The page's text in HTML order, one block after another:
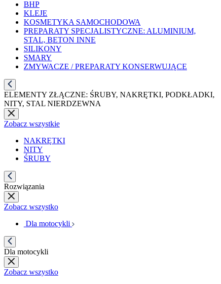
BHP
KLEJE
KOSMETYKA SAMOCHODOWA
PREPARATY SPECJALISTYCZNE: ALUMINIUM,
STAL, BETON INNE
SILIKONY
SMARY
ZMYWACZE / PREPARATY KONSERWUJĄCE
ELEMENTY ZŁĄCZNE: ŚRUBY, NAKRĘTKI, PODKŁADKI,
NITY, STAL NIERDZEWNA
Zobacz wszystkie
NAKRĘTKI
NITY
ŚRUBY
Rozwiązania
Zobacz wszystko
Dla motocykli
Dla motocykli
Zobacz wszystko